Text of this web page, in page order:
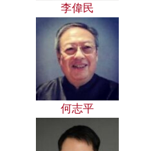
李偉民
何志平